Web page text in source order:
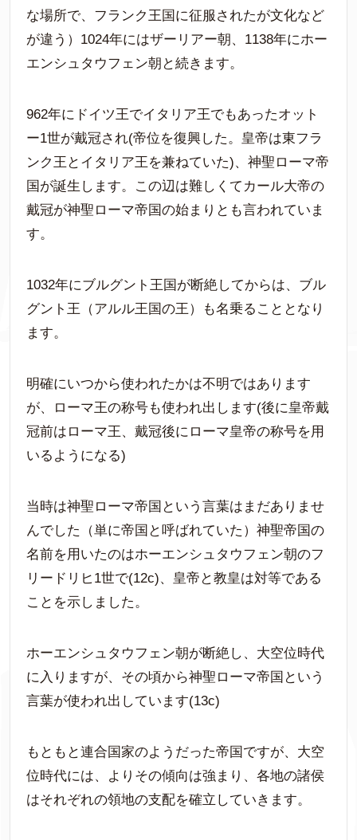
な場所で、フランク王国に征服されたが文化など
が違う）1024年にはザーリアー朝、1138年にホー
エンシュタウフェン朝と続きます。
962年にドイツ王でイタリア王でもあったオット
ー1世が戴冠され(帝位を復興した。皇帝は東フラ
ンク王とイタリア王を兼ねていた)、神聖ローマ帝
国が誕生します。この辺は難しくてカール大帝の
戴冠が神聖ローマ帝国の始まりとも言われていま
す。
1032年にブルグント王国が断絶してからは、ブル
グント王（アルル王国の王）も名乗ることとなり
ます。
明確にいつから使われたかは不明ではあります
が、ローマ王の称号も使われ出します(後に皇帝戴
冠前はローマ王、戴冠後にローマ皇帝の称号を用
いるようになる)
当時は神聖ローマ帝国という言葉はまだありませ
んでした（単に帝国と呼ばれていた）神聖帝国の
名前を用いたのはホーエンシュタウフェン朝のフ
リードリヒ1世で(12c)、皇帝と教皇は対等である
ことを示しました。
ホーエンシュタウフェン朝が断絶し、大空位時代
に入りますが、その頃から神聖ローマ帝国という
言葉が使われ出しています(13c)
もともと連合国家のようだった帝国ですが、大空
位時代には、よりその傾向は強まり、各地の諸侯
はそれぞれの領地の支配を確立していきます。